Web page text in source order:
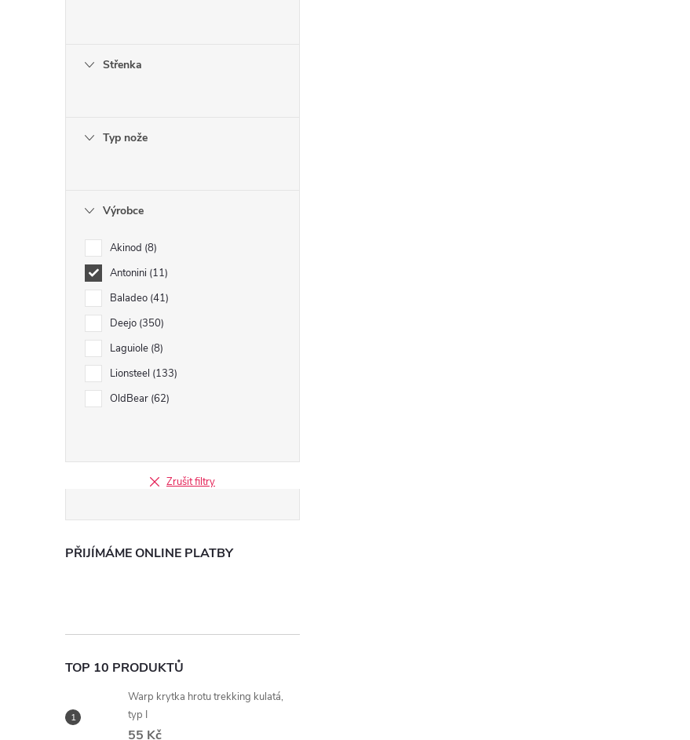
Střenka
Typ nože
Výrobce
Akinod 8
Antonini 11
Baladeo 41
Deejo 350
Laguiole 8
Lionsteel 133
OldBear 62
Zrušit filtry
PŘIJÍMÁME ONLINE PLATBY
TOP 10 PRODUKTŮ
Warp krytka hrotu trekking kulatá,
typ I
55 Kč